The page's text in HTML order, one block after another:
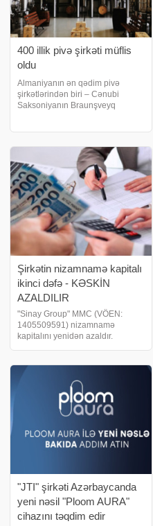
400 illik pivə şirkəti müflis
oldu
Almaniyanın ən qədim pivə
şirkətlərindən biri – Cənubi
Saksoniyanın Braunşveyq
xəbərləri portalı "Bild"ə istinadə
Şirkətin nizamnamə kapitalı
ikinci dəfə - KƏSKİN
AZALDILIR
"Sinay Group" MMC (VÖEN:
1405509591) nizamnamə
kapitalını yenidən azaldır.
maliyyə xəbərləri portalı xəbər
verir ki, şirkətin nizamnamə
"JTI" şirkəti Azərbaycanda
yeni nəsil "Ploom AURA"
cihazını təqdim edir